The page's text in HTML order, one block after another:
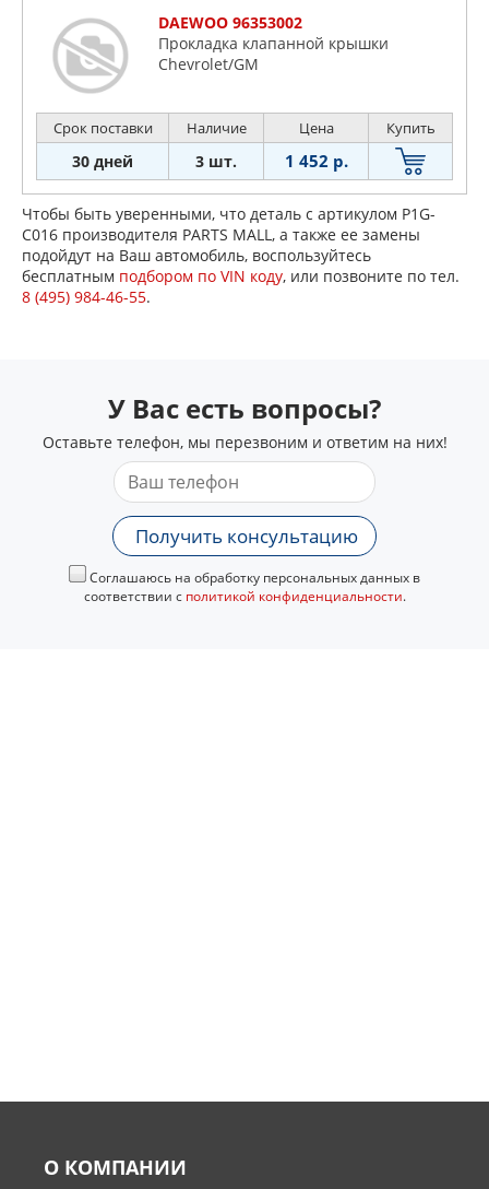
DAEWOO 96353002
Прокладка клапанной крышки
Chevrolet/GM
Срок поставки Наличие Цена Купить
30 дней 3 шт. 1 452 р.
Чтобы быть уверенными, что деталь с артикулом P1G-
C016 производителя PARTS MALL, а также ее замены
подойдут на Ваш автомобиль, воспользуйтесь
бесплатным подбором по VIN коду, или позвоните по тел.
8 (495) 984-46-55.
У Вас есть вопросы?
Оставьте телефон, мы перезвоним и ответим на них!
Получить консультацию
Соглашаюсь на обработку персональных данных в
соответствии с политикой конфиденциальности.
О КОМПАНИИ